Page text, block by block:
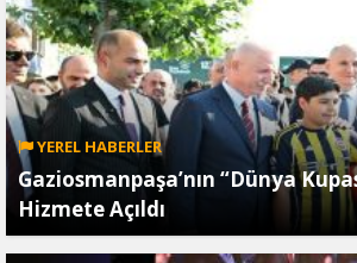
YEREL HABERLER
Gaziosmanpaşa’nın “Dünya
Hizmete Açıldı